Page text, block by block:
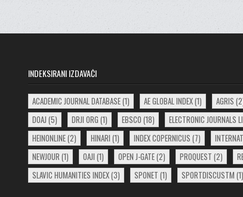
INDEKSIRANI IZDAVAČI
ACADEMIC JOURNAL DATABASE(1) AE GLOBAL INDEX(1) AGRIS
DOAJ (5) DRJI ORG (1) EBSCO (18) ELECTRONIC JOURNALS
HEINONLINE(2) HINARI (1) INDEX COPERNICUS (7)
NEWJOUR (1) OAJI (1) OPEN J-GATE(2) PROQUEST (2)
SLAVIC HUMANITIES INDEX(3) SPONET (1) SPORTDISCUSTM (1)